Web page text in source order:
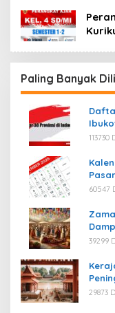
Paling Banyak
113730
60547
39299
29873